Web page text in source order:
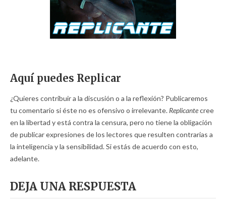
Aquí puedes Replicar
¿Quieres contribuir a la discusión o a la reflexión? Publicaremos
tu comentario si éste no es ofensivo o irrelevante. Replicantecree
en la libertad y está contra la censura, pero no tiene la obligación
de publicar expresiones de los lectores que resulten contrarias a
la inteligencia y la sensibilidad. Si estás de acuerdo con esto,
adelante.
DEJA UNA RESPUESTA